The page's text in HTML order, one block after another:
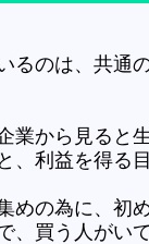
るのは、共通
業から見ると
、利益を得る目
めの為に、初
、買う人がい